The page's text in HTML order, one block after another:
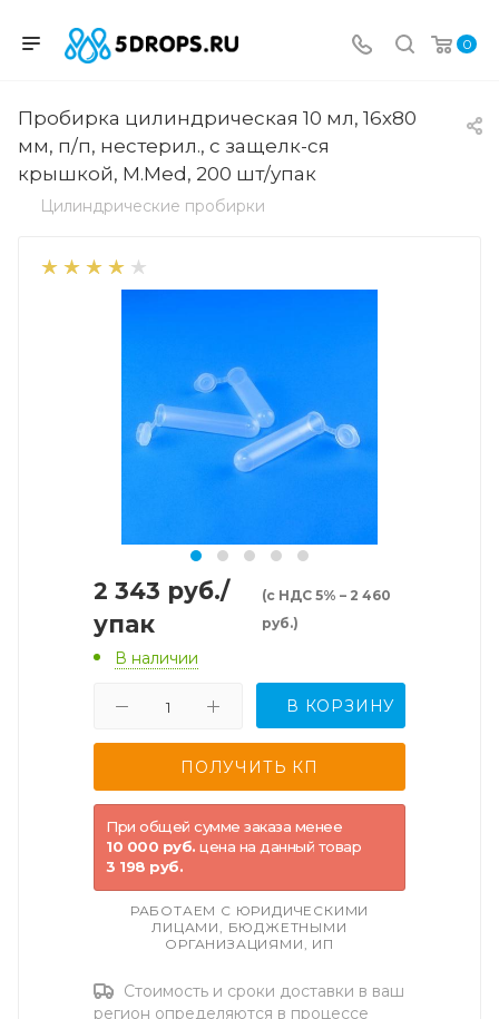
0
Пробирка цилиндрическая 10 мл, 16х80
мм, п/п, нестерил., с защелк-ся
крышкой, M.Med, 200 шт/упак
Цилиндрические пробирки
2 343 руб./
упак
(с НДС 5% – 2 460
руб.)
В наличии
В КОРЗИНУ
При общей сумме заказа менее
10 000 руб. цена на данный товар
3 198 руб.
РАБОТАЕМ С ЮРИДИЧЕСКИМИ
ЛИЦАМИ, БЮДЖЕТНЫМИ
ОРГАНИЗАЦИЯМИ, ИП
Стоимость и сроки доставки в ваш
регион определяются в процессе